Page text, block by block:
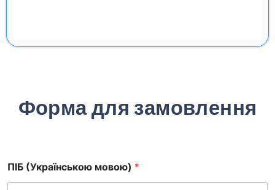
Форма для замовлення
ПІБ (Українською мовою) *